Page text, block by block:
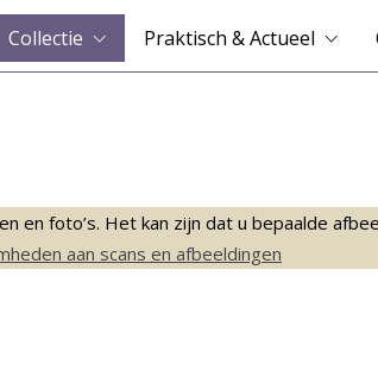
Collectie Praktisch & Actueel
en foto’s. Het kan zijn dat u bepaalde
aan scans en afbeeldingen